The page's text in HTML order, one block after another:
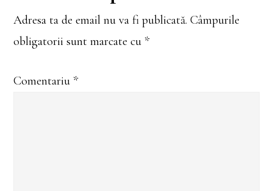
Interactions
Adresa ta de email nu va fi publicată. Câmpurile
obligatorii sunt marcate cu *
Comentariu *